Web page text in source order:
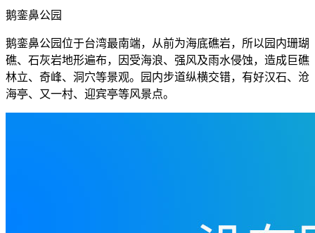
鹅銮鼻公园
鹅銮鼻公园位于台湾最南端，从前为海底礁岩，所以园内珊瑚
礁、石灰岩地形遍布，因受海浪、强风及雨水侵蚀，造成巨礁
林立、奇峰、洞穴等景观。园内步道纵横交错，有好汉石、沧
海亭、又一村、迎宾亭等风景点。